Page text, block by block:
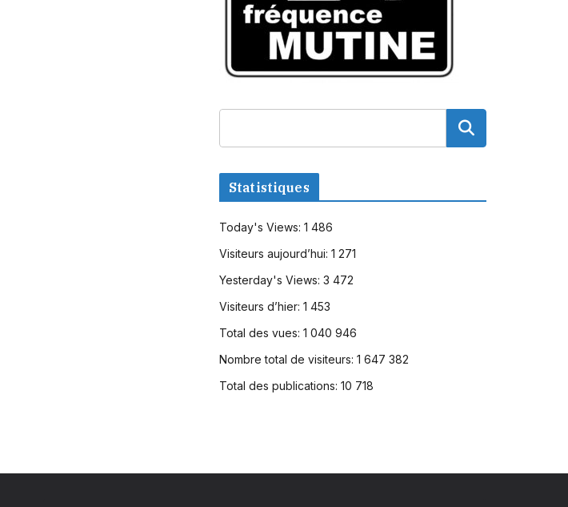
Statistiques
Today's Views: 1 486
Visiteurs aujourd’hui: 1 271
Yesterday's Views: 3 472
Visiteurs d’hier: 1 453
Total des vues: 1 040 946
Nombre total de visiteurs: 1 647 382
Total des publications: 10 718